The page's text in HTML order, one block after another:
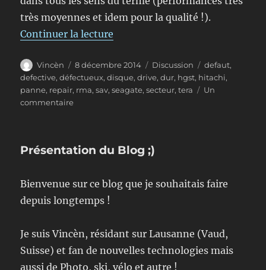
très moyennes et idem pour la qualité !).
Continuer la lecture
Auteur
Vincèn
Publié
le
8 décembre 2014 Format
Discussion Étiquettes
defaut,
defective,défectueux,disque,drive,dur, hgst, hitachi,
panne, repair, rma,sav,seagate,secteur,tera
Un
commentairesur
fabriquer
durs
défectueux
série
!
Présentation du Blog ;)
Bienvenue sur ce blog que je souhaitais faire
depuis longtemps !
Je suis Vincèn, résidant sur Lausanne (Vaud,
Suisse) et fan de nouvelles technologies mais
aussi de Photo, ski, vélo et autre !